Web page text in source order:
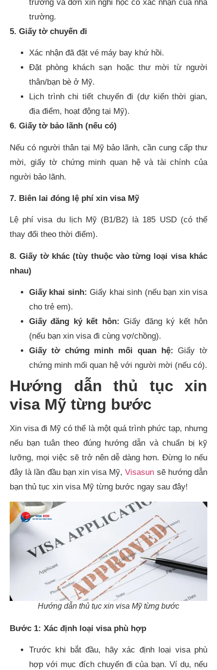
trường và đơn xin nghỉ học có xác nhận của nhà
trường.
5. Giấy tờ chuyến đi
Xác nhận đã đặt vé máy bay khứ hồi.
Đặt phòng khách sạn hoặc thư mời từ người
thân/bạn bè ở Mỹ.
Lịch trình chi tiết chuyến đi (dự kiến thời gian,
địa điểm, hoạt động tại Mỹ).
6. Giấy tờ bảo lãnh (nếu có)
Nếu có người thân tại Mỹ bảo lãnh, cần cung cấp thư
mời, giấy tờ chứng minh quan hệ và tài chính của
người bảo lãnh.
7. Biên lai đóng lệ phí xin visa Mỹ
Lệ phí visa du lịch Mỹ (B1/B2) là 185 USD (có thể
thay đổi theo thời điểm).
8. Giấy tờ khác (tùy thuộc vào từng loại visa khác
nhau)
Giấy khai sinh: Giấy khai sinh (nếu bạn xin visa
cho trẻ em).
Giấy đăng ký kết hôn: Giấy đăng ký kết hôn
(nếu bạn xin visa đi cùng vợ/chồng).
Giấy tờ chứng minh mối quan hệ: Giấy tờ
chứng minh mối quan hệ với người mời (nếu có).
Hướng dẫn thủ tục xin
visa Mỹ từng bước
Xin visa đi Mỹ có thể là một quá trình phức tạp, nhưng
nếu bạn tuân theo đúng hướng dẫn và chuẩn bị kỹ
lưỡng, mọi việc sẽ trở nên dễ dàng hơn. Đừng lo nếu
đây là lần đầu bạn xin visa Mỹ,Visasun sẽ hướng dẫn
bạn thủ tục xin visa Mỹ từng bước ngay sau đây!
Hướng dẫn thủ tục xin visa Mỹ từng bước
Bước 1: Xác định loại visa phù hợp
Trước khi bắt đầu, hãy xác định loại visa phù
hợp với mục đích chuyến đi của bạn. Ví dụ, nếu